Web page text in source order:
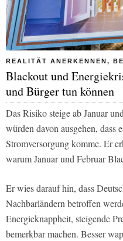
REALITÄT ANERKENNEN,
Blackout und
und Bürger tun können
Das Risiko steige ab Januar
würden davon ausgehen, dass
Stromversorgung komme. Er
warum Januar und Februar
Er wies darauf hin, dass
Nachbarländern betroffen
Energieknappheit, steigende
bemerkbar machen. Besser